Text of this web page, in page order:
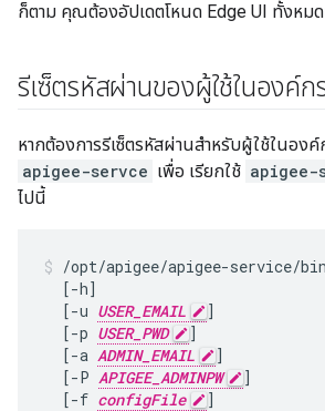
ก็ตาม คุณต้องอัปเดตโหนด Edge UI ทั้งหม
รีเซ็ตรหัสผ่านของผู้ใช้ในองค์ก
หากต้องการรีเซ็ตรหัสผ่านสำหรับผู้ใช้ในองค์
apigee-servce เพื่อ เรียกใช้ apigee-
ไปนี้
/opt/apigee/apigee-service/
  [-h]
  [-u
USER_EMAIL
]
  [-p
USER_PWD
]
  [-a
ADMIN_EMAIL
]
  [-P
APIGEE_ADMINPW
]
  [-f
configFile ]